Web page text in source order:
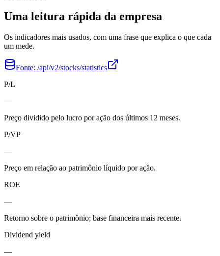
Uma leitura rápida da empresa
Os indicadores mais usados, com uma frase que explica o que cada
um mede.
Fonte: /api/v2/stocks/statistics
P/L
—
Preço dividido pelo lucro por ação dos últimos 12 meses.
P/VP
—
Preço em relação ao patrimônio líquido por ação.
ROE
—
Retorno sobre o patrimônio; base financeira mais recente.
Dividend yield
—